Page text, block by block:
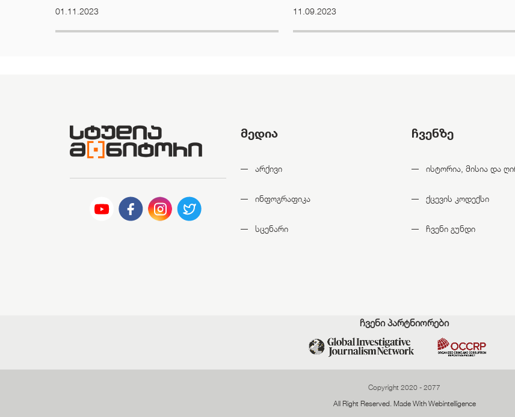
01.11.2023 11.09.2023
მედია
არქივი
ინფოგრაფიკა
სცენარი
ჩვენზე
ისტორია, მისია და
ქცევის კოდექსი
ჩვენი გუნდი
ჩვენი პარტნიორები
Copyright 2020 - 2077
All Right Reserved. Made WithWebintelligence